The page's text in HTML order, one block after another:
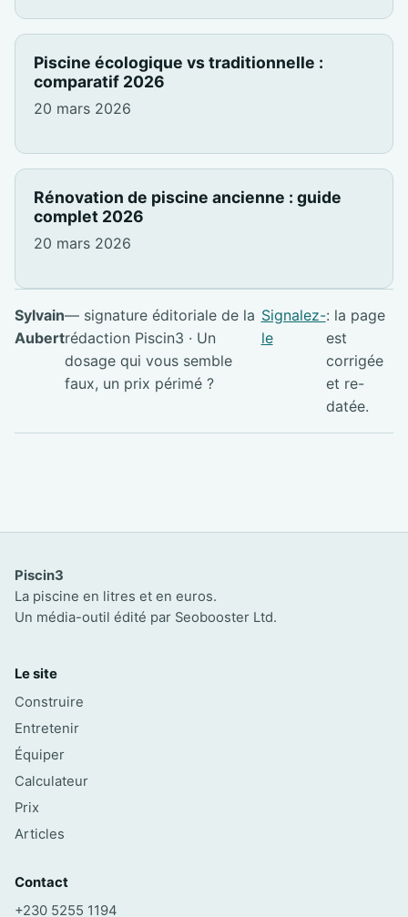
Piscine écologique vs traditionnelle :
comparatif 2026
20 mars 2026
Rénovation de piscine ancienne : guide
complet 2026
20 mars 2026
Sylvain
Aubert
— signature éditoriale de la
rédaction Piscin3 · Un
dosage qui vous semble
faux, un prix périmé ?
Signalez-
le
: la page
est
corrigée
et re-
datée.
Piscin3
La piscine en litres et en euros.
Un média-outil édité par Seobooster Ltd.
Le site
Construire
Entretenir
Équiper
Calculateur
Prix
Articles
Contact
+230 5255 1194